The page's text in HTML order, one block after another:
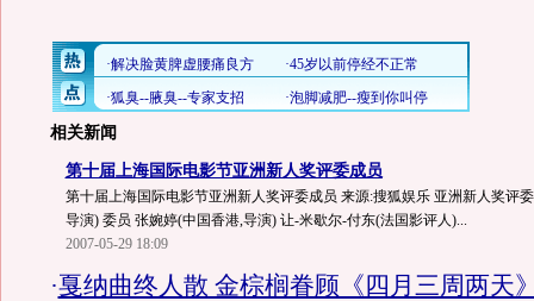
相关新闻
第十届上海国际电影节亚洲新人奖评委成员
第十届上海国际电影节亚洲新人奖评委成员 来源:搜狐娱乐 亚洲新人奖评
导演) 委员 张婉婷(中国香港,导演) 让-米歇尔-付东(法国影评人)...
2007-05-29 18:09
·戛纳曲终人散 金棕榈眷顾《四月三周两天